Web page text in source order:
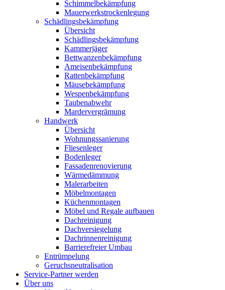
Schimmelbekämpfung
Mauerwerkstrockenlegung
Schädlingsbekämpfung
Übersicht
Schädlingsbekämpfung
Kammerjäger
Bettwanzenbekämpfung
Ameisenbekämpfung
Rattenbekämpfung
Mäusebekämpfung
Wespenbekämpfung
Taubenabwehr
Mardervergrämung
Handwerk
Übersicht
Wohnungssanierung
Fliesenleger
Bodenleger
Fassadenrenovierung
Wärmedämmung
Malerarbeiten
Möbelmontagen
Küchenmontagen
Möbel und Regale aufbauen
Dachreinigung
Dachversiegelung
Dachrinnenreinigung
Barrierefreier Umbau
Entrümpelung
Geruchsneutralisation
Service-Partner werden
Über uns